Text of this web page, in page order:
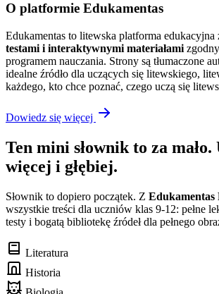
O platformie Edukamentas
Edukamentas to litewska platforma edukacyjna
testami i interaktywnymi materiałami
programem nauczania. Strony są tłumaczone
idealne źródło dla uczących się litewskiego,
każdego, kto chce poznać, czego uczą się
Dowiedz się więcej
Ten mini słownik to za mało.
więcej i głębiej.
Słownik to dopiero początek. Z Edukamentas
wszystkie treści dla uczniów klas 9-12: pełne
testy i bogatą bibliotekę źródeł dla pełnego
Literatura
Historia